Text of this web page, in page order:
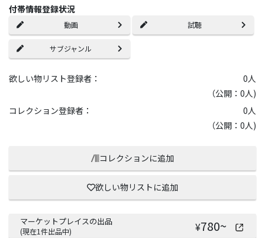
付帯情報登録状況
動画 試聴
サブジャンル
欲しい物リスト登録者： 0人
（公開：0人)
コレクション登録者：
0人
（公開：0人)
コレクションに追加
欲しい物リストに追加
マーケットプレイスの出品
(現在1件出品中) ¥780~